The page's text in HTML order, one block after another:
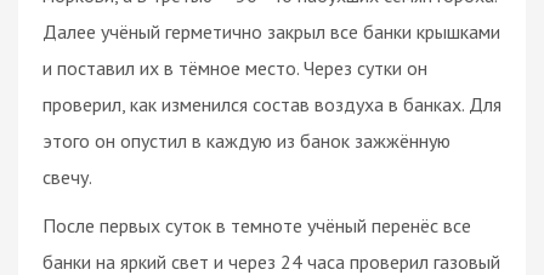
Далее учёный герметично закрыл все банки крышками
и поставил их в тёмное место. Через сутки он
проверил, как изменился состав воздуха в банках. Для
этого он опустил в каждую из банок зажжённую
свечу.
После первых суток в темноте учёный перенёс все
банки на яркий свет и через 24 часа проверил газовый